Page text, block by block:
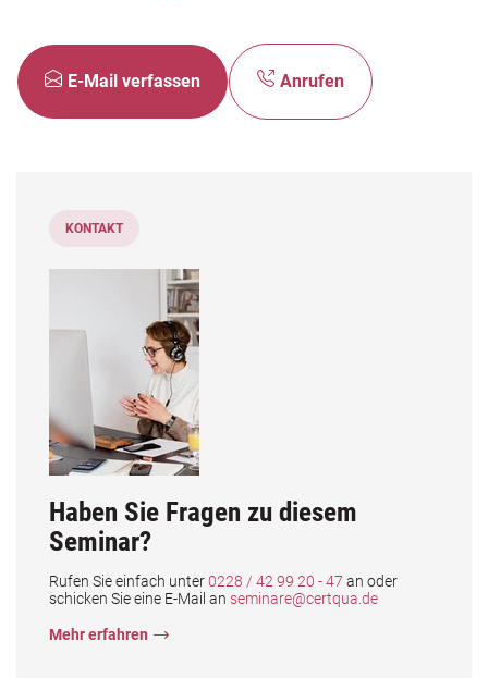
E-Mail verfassen Anrufen
KONTAKT
Haben Sie Fragen zu diesem
Seminar?
Rufen Sie einfach unter0228 / 42 99 20 - 47 an oder
schicken Sie eine E-Mail an seminare@certqua.de
Mehr erfahren